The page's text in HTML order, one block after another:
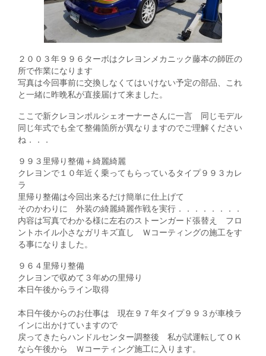
２００３年９９６ターボはクレヨンメカニック藤本の師匠の
所で作業になります
写真は今回事前に交換しなくてはいけない予定の部品、これ
と一緒に昨晩私が直接届けて来ました。
ここで新クレヨンポルシェオーナーさんに一言 同じモデル
同じ年式でも全て整備箇所が異なりますのでご理解ください
ね．．．
９９３里帰り整備＋綺麗綺麗
クレヨンで１０年近く乗ってもらっているタイプ９９３カレ
ラ
里帰り整備は今回出来るだけ簡単に仕上げて
そのかわりに 外装の綺麗綺麗作戦を実行．．．．．．．．
内容は写真でわかる様に左右のストーンガード張替え フロ
ントホイル小さなガリキズ直し Ｗコーティングの施工をす
る事になりました。
９６４里帰り整備
クレヨンで収めて３年めの里帰り
本日午後からライン取得
本日午後からのお仕事は 現在９７年タイプ９９３が車検ラ
インに出かけていますので
戻ってきたらハンドルセンター調整後 私が試運転してＯＫ
なら午後から Ｗコーティング施工に入ります。